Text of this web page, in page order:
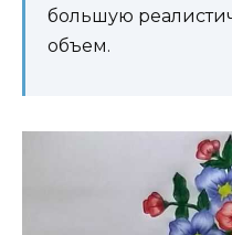
большую
объем.